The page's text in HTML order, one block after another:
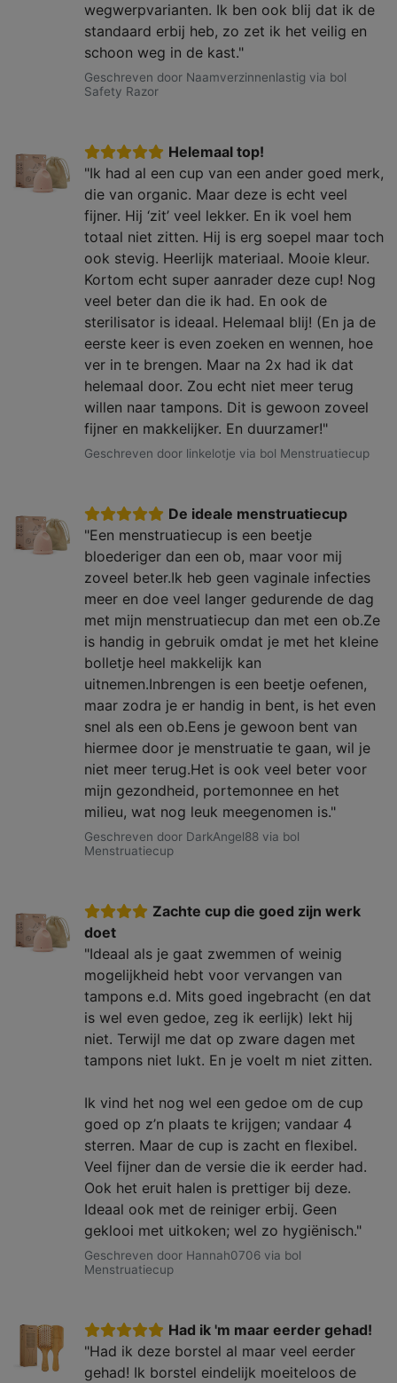
wegwerpvarianten. Ik ben ook blij dat ik de
standaard erbij heb, zo zet ik het veilig en
schoon weg in de kast."
Geschreven door Naamverzinnenlastig via bol
Safety Razor
Helemaal top!
"Ik had al een cup van een ander goed merk,
die van organic. Maar deze is echt veel
fijner. Hij ‘zit’ veel lekker. En ik voel hem
totaal niet zitten. Hij is erg soepel maar toch
ook stevig. Heerlijk materiaal. Mooie kleur.
Kortom echt super aanrader deze cup! Nog
veel beter dan die ik had. En ook de
sterilisator is ideaal. Helemaal blij! (En ja de
eerste keer is even zoeken en wennen, hoe
ver in te brengen. Maar na 2x had ik dat
helemaal door. Zou echt niet meer terug
willen naar tampons. Dit is gewoon zoveel
fijner en makkelijker. En duurzamer!"
Geschreven door linkelotje via bol Menstruatiecup
De ideale menstruatiecup
"Een menstruatiecup is een beetje
bloederiger dan een ob, maar voor mij
zoveel beter.Ik heb geen vaginale infecties
meer en doe veel langer gedurende de dag
met mijn menstruatiecup dan met een ob.Ze
is handig in gebruik omdat je met het kleine
bolletje heel makkelijk kan
uitnemen.Inbrengen is een beetje oefenen,
maar zodra je er handig in bent, is het even
snel als een ob.Eens je gewoon bent van
hiermee door je menstruatie te gaan, wil je
niet meer terug.Het is ook veel beter voor
mijn gezondheid, portemonnee en het
milieu, wat nog leuk meegenomen is."
Geschreven door DarkAngel88 via bol
Menstruatiecup
Zachte cup die goed zijn werk
doet
"Ideaal als je gaat zwemmen of weinig
mogelijkheid hebt voor vervangen van
tampons e.d. Mits goed ingebracht (en dat
is wel even gedoe, zeg ik eerlijk) lekt hij
niet. Terwijl me dat op zware dagen met
tampons niet lukt. En je voelt m niet zitten.
Ik vind het nog wel een gedoe om de cup
goed op z’n plaats te krijgen; vandaar 4
sterren. Maar de cup is zacht en flexibel.
Veel fijner dan de versie die ik eerder had.
Ook het eruit halen is prettiger bij deze.
Ideaal ook met de reiniger erbij. Geen
geklooi met uitkoken; wel zo hygiënisch."
Geschreven door Hannah0706 via bol
Menstruatiecup
Had ik 'm maar eerder gehad!
"Had ik deze borstel al maar veel eerder
gehad! Ik borstel eindelijk moeiteloos de